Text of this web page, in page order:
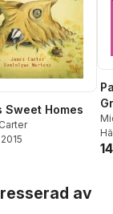
Sweet Homes
2015
av